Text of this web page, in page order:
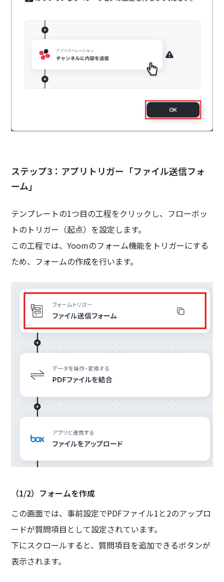
ステップ3：アプリトリガー「ファイル送信フォ
ーム」
テンプレートの1つ目の工程をクリックし、フローボッ
トのトリガー（起点）を設定します。
この工程では、Yoomのフォーム機能をトリガーにする
ため、フォームの作成を行います。
（1/2）フォームを作成
この画面では、事前設定でPDFファイル1と2のアップロ
ードが質問項目として設定されています。
下にスクロールすると、質問項目を追加できるボタンが
表示されます。